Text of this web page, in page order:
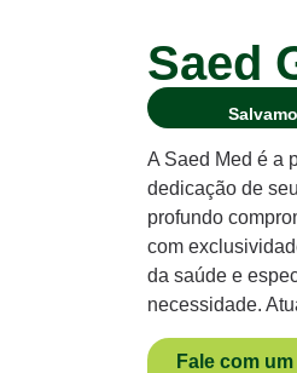
Saed
A Saed Med é a
dedicação de
profundo
com
da saúde e
necessidade.
Fale com